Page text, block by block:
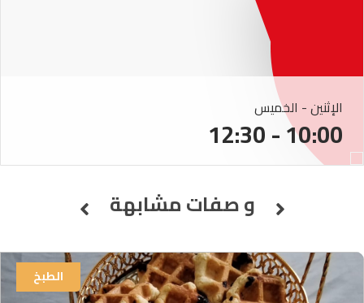
الإثنين - الخميس
10:00 - 12:30
و صفات مشابهة
الطبخ